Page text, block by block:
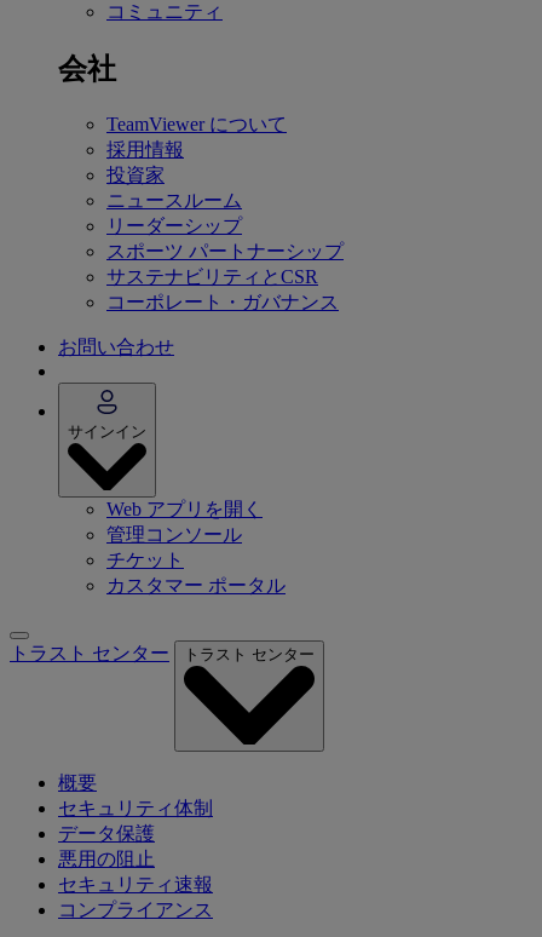
コミュニティ
会社
TeamViewer について
採用情報
投資家
ニュースルーム
リーダーシップ
スポーツ パートナーシップ
サステナビリティとCSR
コーポレート・ガバナンス
お問い合わせ
サインイン
Web アプリを開く
管理コンソール
チケット
カスタマー ポータル
トラスト センター トラスト センター
概要
セキュリティ体制
データ保護
悪用の阻止
セキュリティ速報
コンプライアンス